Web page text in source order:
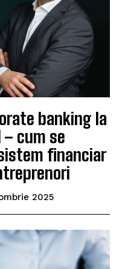
banking la
cum se
financiar
2025